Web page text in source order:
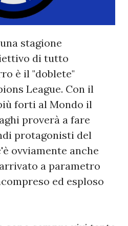
stagione
di tutto
è il "doblete"
League. Con il
forti al Mondo il
proverà a fare
protagonisti del
ovviamente anche
a parametro
ed esploso